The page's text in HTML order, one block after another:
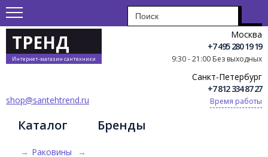
ТРЕНД
Интернет-магазин сантехники
Москва
+7 495 280 19 19
9:30 - 21:00 Без выходных
Санкт-Петербург
+7 812 334 87 27
Время работы
shop@santehtrend.ru
Каталог Бренды
→ Раковины
→